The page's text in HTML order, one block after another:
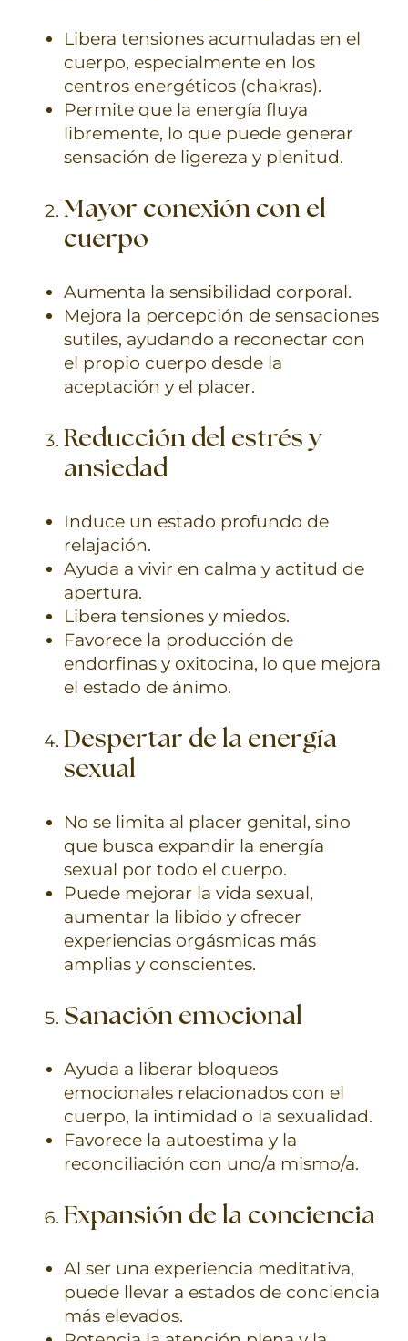
Libera tensiones acumuladas en el
cuerpo, especialmente en los
centros energéticos (chakras).
Permite que la energía fluya
libremente, lo que puede generar
sensación de ligereza y plenitud.
Mayor conexión con el
cuerpo
Aumenta la sensibilidad corporal.
Mejora la percepción de sensaciones
sutiles, ayudando a reconectar con
el propio cuerpo desde la
aceptación y el placer.
Reducción del estrés y
ansiedad
Induce un estado profundo de
relajación.
Ayuda a vivir en calma y actitud de
apertura.
Libera tensiones y miedos.
Favorece la producción de
endorfinas y oxitocina, lo que mejora
el estado de ánimo.
Despertar de la energía
sexual
No se limita al placer genital, sino
que busca expandir la energía
sexual por todo el cuerpo.
Puede mejorar la vida sexual,
aumentar la libido y ofrecer
experiencias orgásmicas más
amplias y conscientes.
Sanación emocional
Ayuda a liberar bloqueos
emocionales relacionados con el
cuerpo, la intimidad o la sexualidad.
Favorece la autoestima y la
reconciliación con uno/a mismo/a.
Expansión de la conciencia
Al ser una experiencia meditativa,
puede llevar a estados de conciencia
más elevados.